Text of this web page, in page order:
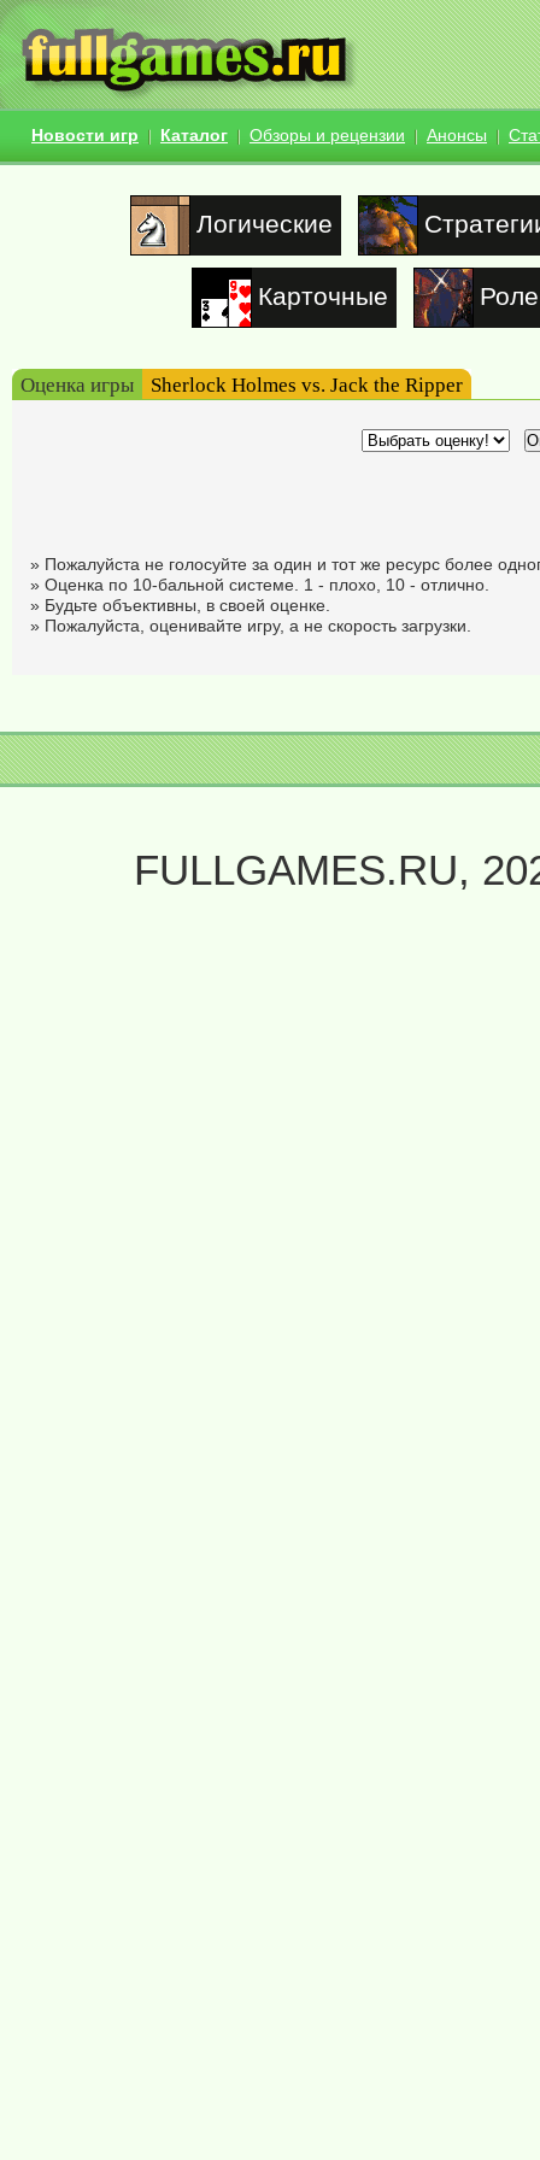
Новости игр Каталог Обзоры и рецензии Анонсы
Логические
Карточные
Оценка игры Sherlock Holmes vs. Jack the Ripper
» Пожалуйста не голосуйте за один и тот же ресурс более
» Оценка по 10-бальной системе. 1 - плохо, 10 - отлично.
» Будьте объективны, в своей оценке.
» Пожалуйста, оценивайте игру, а не скорость загрузки.
FULLGAMES.RU,